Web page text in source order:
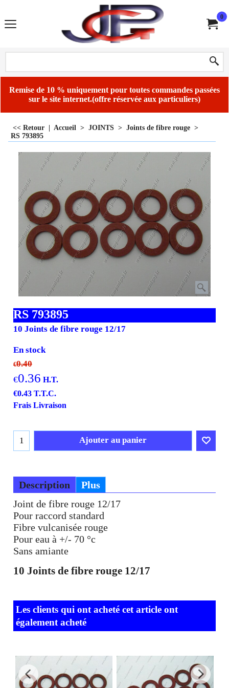
0
Remise de 10 % uniquement pour toutes commandes passées
sur le site internet.(offre réservée aux particuliers)
<< Retour Accueil > JOINTS > Joints de fibre rouge >
RS 793895
RS 793895
10 Joints de fibre rouge 12/17
En stock
€0.40
€0.36 H.T.
€0.43 T.T.C.
Frais Livraison
Ajouter au panier
Description
Plus
Joint de fibre rouge 12/17
Pour raccord standard
Fibre vulcanisée rouge
Pour eau à +/- 70 °c
Sans amiante
10 Joints de fibre rouge 12/17
Les clients qui ont acheté cet article ont
également acheté